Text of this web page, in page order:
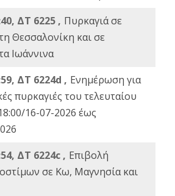
ΔΤ 6225 , Πυρκαγιά σε
Θεσσαλονίκη και σε
Ιωάννινα
ΔΤ 6224d , Ενημέρωση για
πυρκαγιές του τελευταίου
16-07-2026 έως
ΔΤ 6224c , Επιβολή
σε Κω, Μαγνησία και